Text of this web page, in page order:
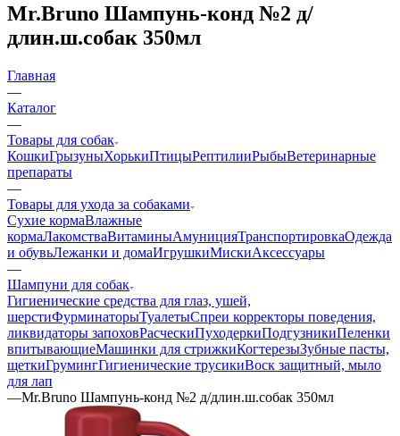
Mr.Bruno Шампунь-конд №2 д/
длин.ш.собак 350мл
Главная
—
Каталог
—
Товары для собак
КошкиГрызуныХорькиПтицыРептилииРыбыВетеринарные
препараты
—
Товары для ухода за собаками
Сухие кормаВлажные
кормаЛакомстваВитаминыАмуницияТранспортировкаОдежда
и обувьЛежанки и домаИгрушкиМискиАксессуары
—
Шампуни для собак
Гигиенические средства для глаз, ушей,
шерстиФурминаторыТуалетыСпреи корректоры поведения,
ликвидаторы запоховРасческиПуходеркиПодгузникиПеленки
впитывающиеМашинки для стрижкиКогтерезыЗубные пасты,
щеткиГрумингГигиенические трусикиВоск защитный, мыло
для лап
—Mr.Bruno Шампунь-конд №2 д/длин.ш.собак 350мл